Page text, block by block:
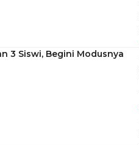
3 Siswi, Begini Modusnya